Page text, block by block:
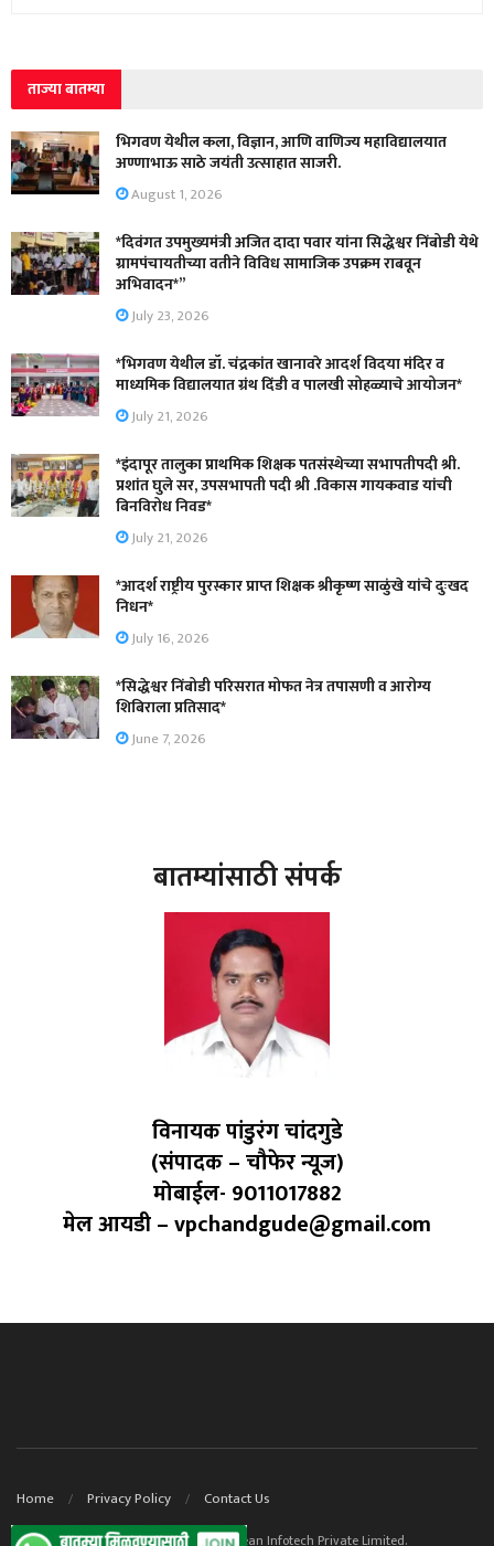
ताज्या बातम्या
भिगवण येथील कला, विज्ञान, आणि वाणिज्य महाविद्यालयात
अण्णाभाऊ साठे जयंती उत्साहात साजरी.
August 1, 2026
*दिवंगत उपमुख्यमंत्री अजित दादा पवार यांना सिद्धेश्वर निंबोडी येथे
ग्रामपंचायतीच्या वतीने विविध सामाजिक उपक्रम राबवून
अभिवादन*”
July 23, 2026
*भिगवण येथील डॉ. चंद्रकांत खानावरे आदर्श विदया मंदिर व
माध्यमिक विद्यालयात ग्रंथ दिंडी व पालखी सोहळ्याचे आयोजन*
July 21, 2026
*इंदापूर तालुका प्राथमिक शिक्षक पतसंस्थेच्या सभापतीपदी श्री.
प्रशांत घुले सर, उपसभापती पदी श्री .विकास गायकवाड यांची
बिनविरोध निवड*
July 21, 2026
*आदर्श राष्ट्रीय पुरस्कार प्राप्त शिक्षक श्रीकृष्ण साळुंखे यांचे दुःखद
निधन*
July 16, 2026
*सिद्धेश्वर निंबोडी परिसरात मोफत नेत्र तपासणी व आरोग्य
शिबिराला प्रतिसाद*
June 7, 2026
बातम्यांसाठी संपर्क
विनायक पांडुरंग चांदगुडे
(संपादक – चौफेर न्यूज)
मोबाईल- 9011017882
मेल आयडी – vpchandgude@gmail.com
Home Privacy Policy Contact Us
© 2023. Website powered by ContentOcean Infotech Private Limited.